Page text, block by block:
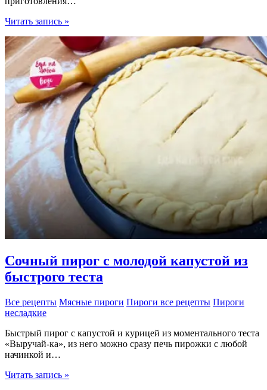
Пирог,
не
Курник:
самый
быстрый
рецепт
Читать запись »
Сочный пирог с молодой капустой из
быстрого теста
Все рецепты Мясные пироги Пироги все рецепты Пироги
несладкие
Быстрый пирог с капустой и курицей из моментального теста
«Выручай-ка», из него можно сразу печь пирожки с любой
начинкой и…
Сочный
Читать запись »